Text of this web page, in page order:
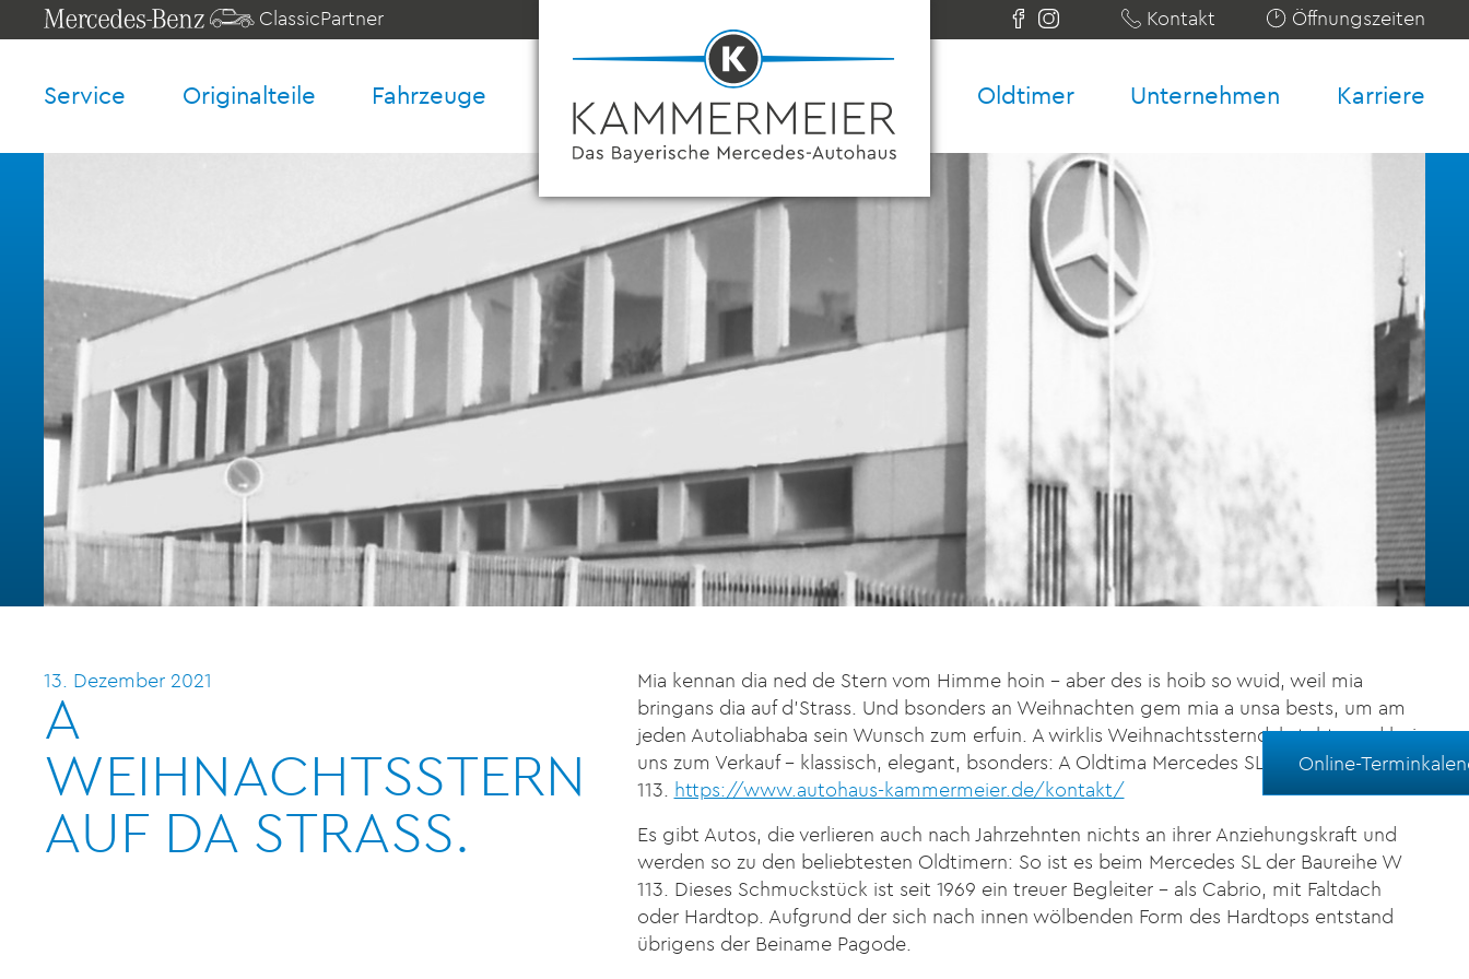
ClassicPartner Kontakt Öffnungszeiten
Service Originalteile Fahrzeuge Oldtimer Unternehmen Karriere
Online-
13. Dezember 2021
A
WEIHNACHTSSTERN
AUF DA STRASS.
Mia kennan dia ned de Stern vom Himme hoin - aber des is hoib so wuid, weil mia
bringans dia auf d’Strass. Und bsonders an Weihnachten gem mia a unsa bests, um am
jeden Autoliabhaba sein Wunsch zum erfuin. A wirklis Weihnachtssterndal steht grod bei
uns zum Verkauf – klassisch, elegant, bsonders: A Oldtima Mercedes SL aus da Baureih W
113. https://www.autohaus-kammermeier.de/kontakt/
Es gibt Autos, die verlieren auch nach Jahrzehnten nichts an ihrer Anziehungskraft und
werden so zu den beliebtesten Oldtimern: So ist es beim Mercedes SL der Baureihe W
113. Dieses Schmuckstück ist seit 1969 ein treuer Begleiter – als Cabrio, mit Faltdach
oder Hardtop. Aufgrund der sich nach innen wölbenden Form des Hardtops entstand
übrigens der Beiname Pagode.